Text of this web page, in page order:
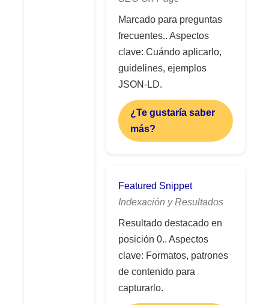
Marcado para preguntas
frecuentes.. Aspectos
clave: Cuándo aplicarlo,
guidelines, ejemplos
JSON-LD.
¿Te gustaría saber
más?
Featured Snippet
Indexación y Resultados
Resultado destacado en
posición 0.. Aspectos
clave: Formatos, patrones
de contenido para
capturarlo.